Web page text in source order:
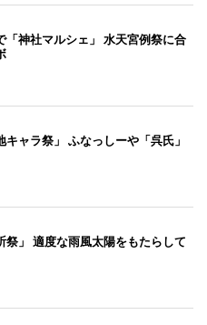
「神社マルシェ」 水天宮例祭に合
ャラ祭」 ふなっしーや「呉氏」
祭」 適度な雨風太陽をもたらして